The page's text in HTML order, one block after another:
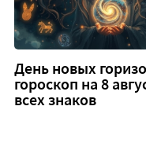
День новых
гороскоп на 8
всех знаков